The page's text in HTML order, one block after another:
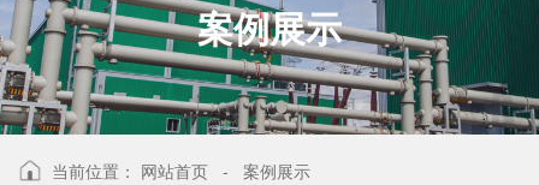
案例展示
当前位置： 网站首页 - 案例展示